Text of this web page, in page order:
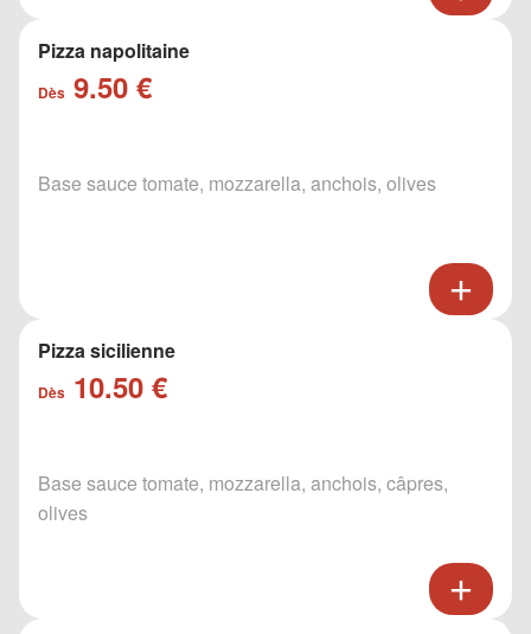
Pizza napolitaine
Dès 9.50 €
Base sauce tomate, mozzarella, anchois, olives
Pizza sicilienne
Dès 10.50 €
Base sauce tomate, mozzarella, anchois, câpres,
olives